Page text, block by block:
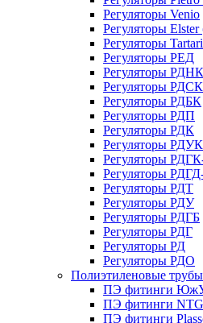
Регуляторы Venio
Регуляторы
Регуляторы
Регуляторы РЕД
Регуляторы РДНК
Регуляторы РДСК
Регуляторы РДБК
Регуляторы РДП
Регуляторы РДК
Регуляторы РДУК
Регуляторы
Регуляторы
Регуляторы РДТ
Регуляторы РДУ
Регуляторы РДГБ
Регуляторы РДГ
Регуляторы РД
Регуляторы РДО
Полиэтиленовые
ПЭ фитинги
ПЭ фитинги NTG
ПЭ фитинги